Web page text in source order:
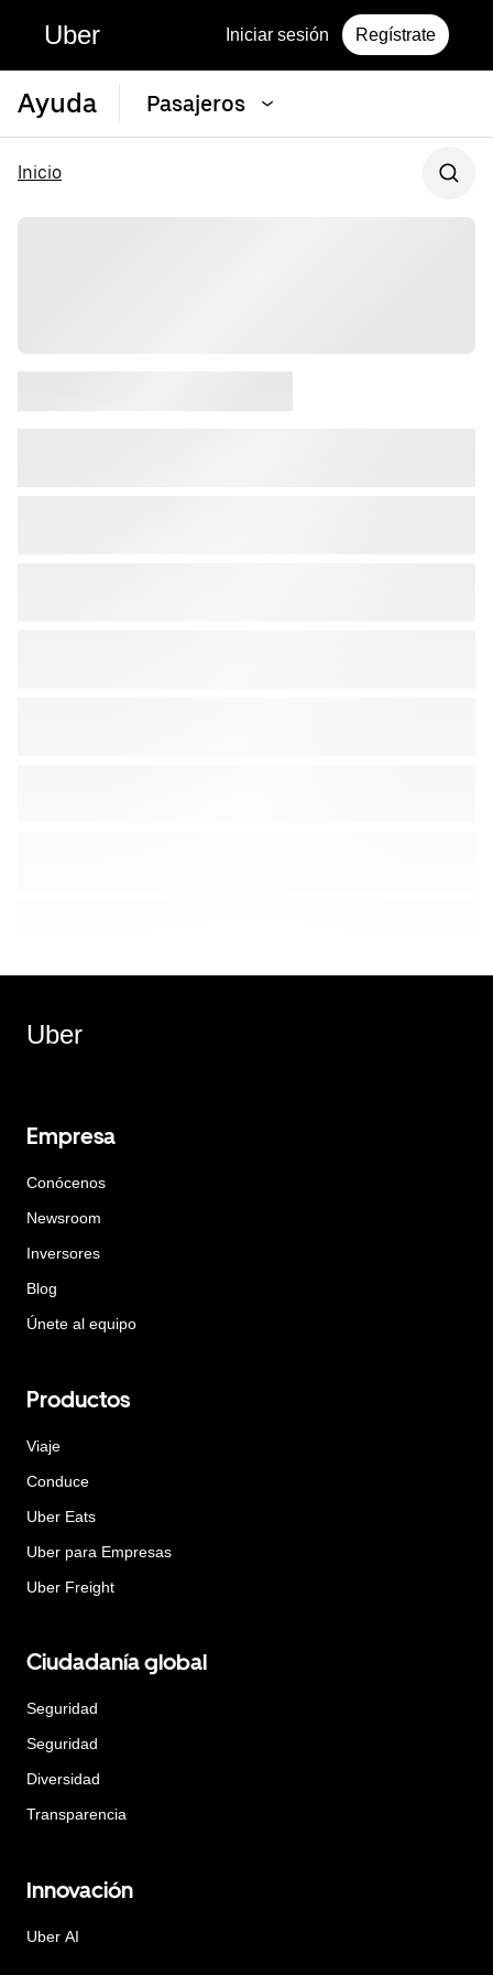
Uber Iniciar sesión Regístrate
Ayuda Pasajeros
Inicio
Uber
Empresa
Conócenos
Newsroom
Inversores
Blog
Únete al equipo
Productos
Viaje
Conduce
Uber Eats
Uber para Empresas
Uber Freight
Ciudadanía global
Seguridad
Seguridad
Diversidad
Transparencia
Innovación
Uber AI